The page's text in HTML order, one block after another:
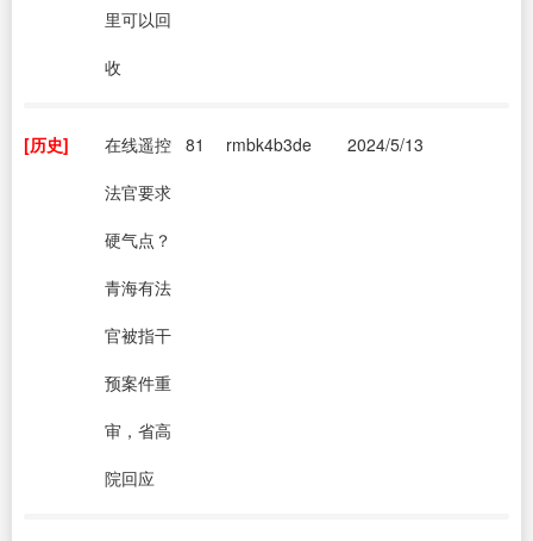
里可以回
收
[历史]
在线遥控
法官要求
硬气点？
青海有法
官被指干
预案件重
审，省高
院回应
81 rmbk4b3de 2024/5/13